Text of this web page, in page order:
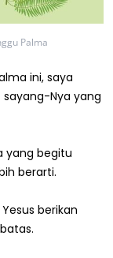
Palma
ini, saya
sayang-Nya yang
yang begitu
berarti.
berikan